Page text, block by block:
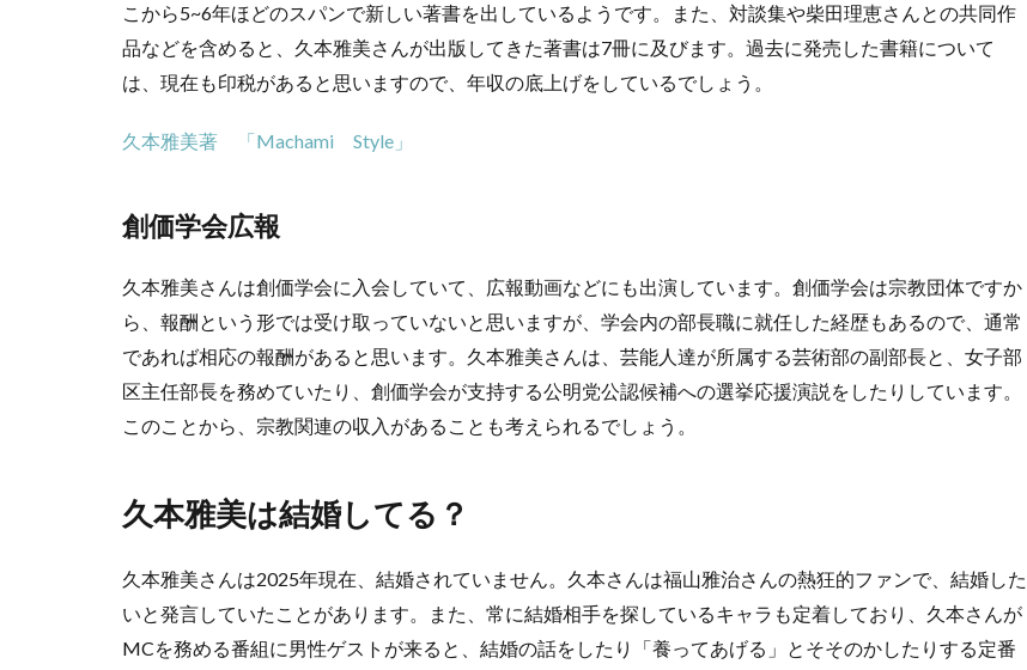
こから5~6年ほどのスパンで新しい著書を出しているようです。また、対談集や柴田理恵さんとの共同作
品などを含めると、久本雅美さんが出版してきた著書は7冊に及びます。過去に発売した書籍について
は、現在も印税があると思いますので、年収の底上げをしているでしょう。
久本雅美著 「Machami Style」
創価学会広報
久本雅美さんは創価学会に入会していて、広報動画などにも出演しています。創価学会は宗教団体ですか
ら、報酬という形では受け取っていないと思いますが、学会内の部長職に就任した経歴もあるので、通常
であれば相応の報酬があると思います。久本雅美さんは、芸能人達が所属する芸術部の副部長と、女子部
区主任部長を務めていたり、創価学会が支持する公明党公認候補への選挙応援演説をしたりしています。
このことから、宗教関連の収入があることも考えられるでしょう。
久本雅美は結婚してる？
久本雅美さんは2025年現在、結婚されていません。久本さんは福山雅治さんの熱狂的ファンで、結婚した
いと発言していたことがあります。また、常に結婚相手を探しているキャラも定着しており、久本さんが
MCを務める番組に男性ゲストが来ると、結婚の話をしたり「養ってあげる」とそそのかしたりする定番